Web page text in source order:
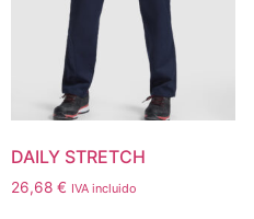
DAILY STRETCH
26,68 € IVA incluido